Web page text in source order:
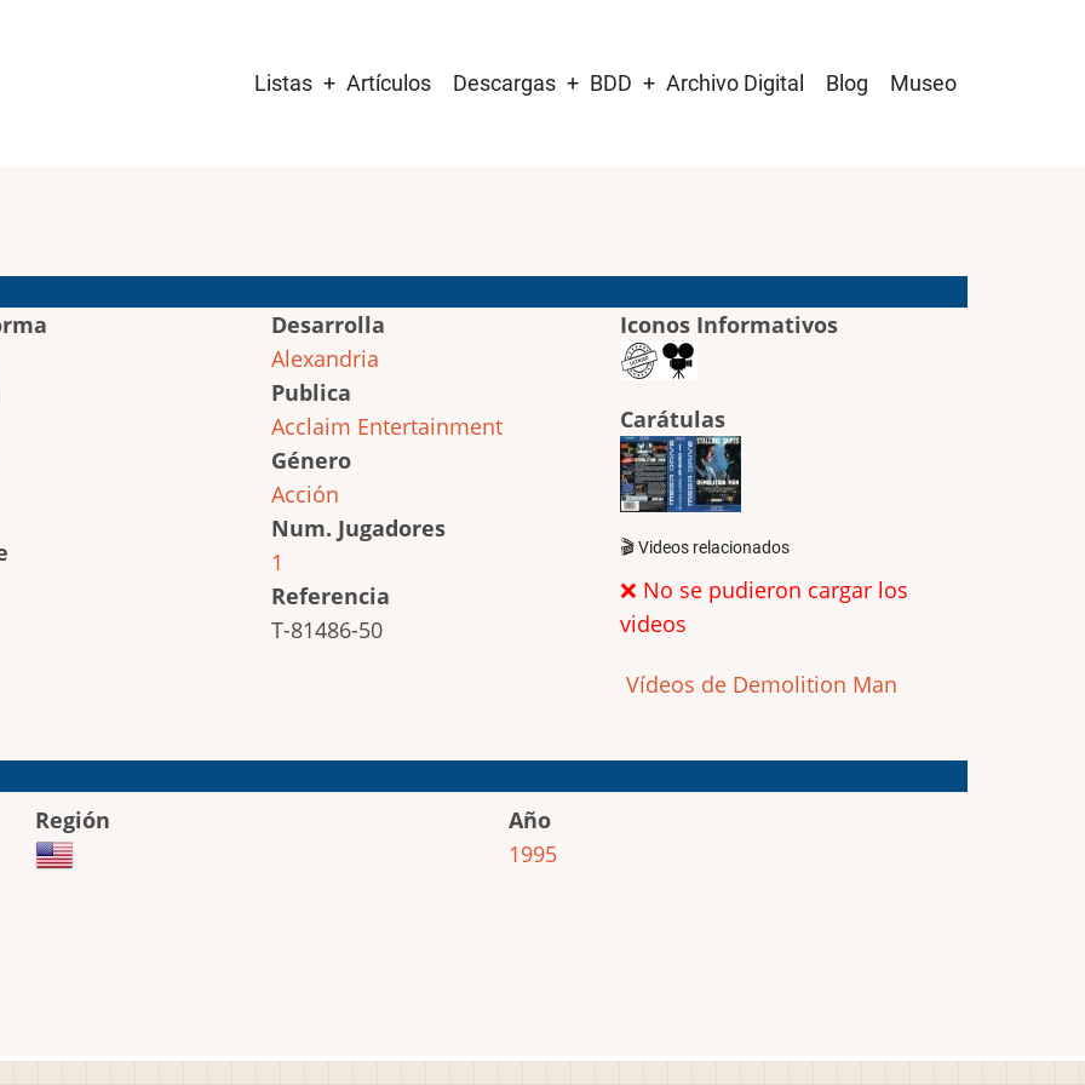
navigation
Listas Artículos Descargas BDD Archivo Digital Blog Museo
Desarrolla
Alexandria
Publica
Acclaim Entertainment
Género
Acción
Num. Jugadores
1
Referencia
T-81486-50
Iconos Informativos
Carátulas
🎬 Videos relacionados
❌ No se pudieron cargar los
videos
Vídeos de Demolition Man
Región
Año
1995